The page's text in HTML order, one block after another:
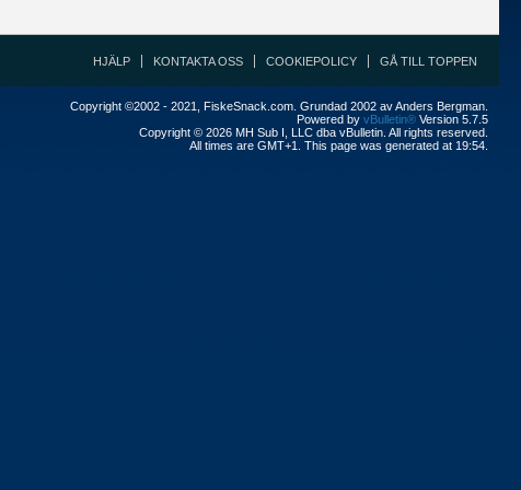
HJÄLP KONTAKTA OSS COOKIEPOLICY GÅ TILL TOPPEN
Copyright ©2002 - 2021, FiskeSnack.com. Grundad 2002 av Anders Bergman.
Powered by vBulletin® Version 5.7.5
Copyright © 2026 MH Sub I, LLC dba vBulletin. All rights reserved.
All times are GMT+1. This page was generated at 19:54.